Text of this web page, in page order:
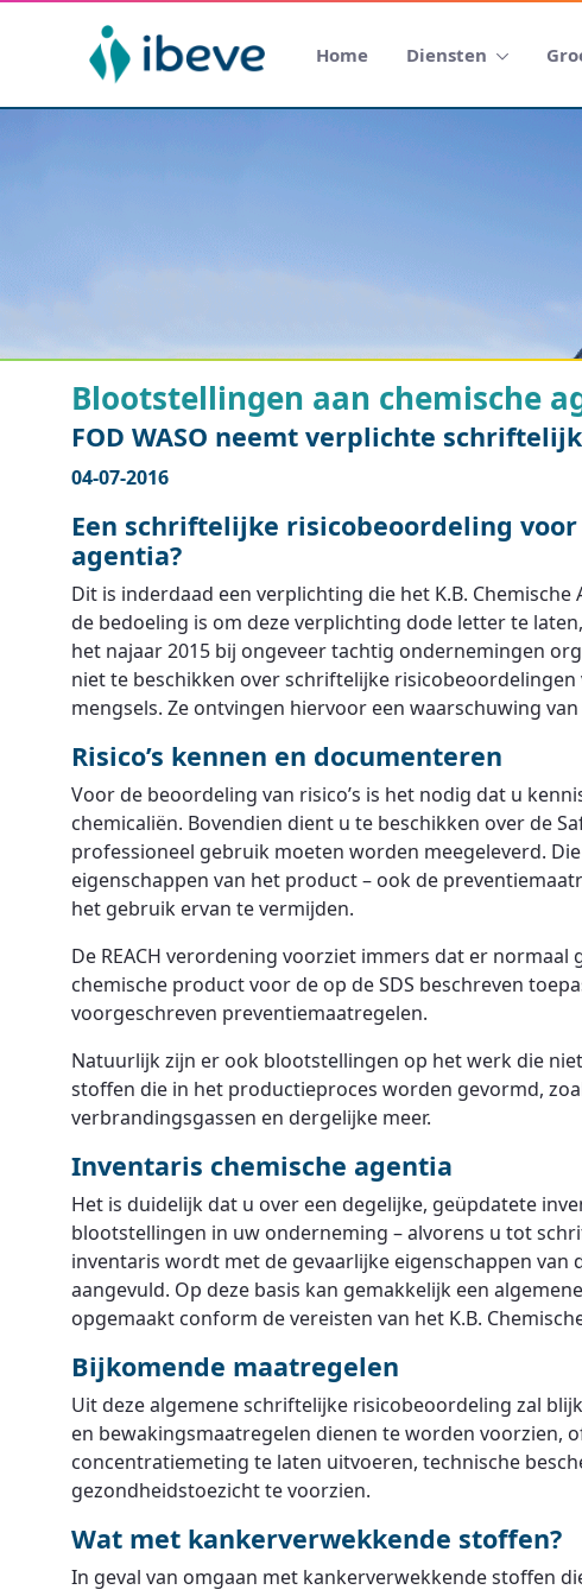
Home Diensten
Blootstellingen aan chemische
FOD WASO neemt verplichte
04-07-2016
Een schriftelijke risicobeoordeling
agentia?
Dit is inderdaad een verplichting die het K.B.
de bedoeling is om deze verplichting dode letter te
het najaar 2015 bij ongeveer tachtig ondernemingen
niet te beschikken over schriftelijke
mengsels. Ze ontvingen hiervoor een waarschuwing
Risico’s kennen en documenteren
Voor de beoordeling van risico’s is het nodig dat u
chemicaliën. Bovendien dient u te beschikken over de
professioneel gebruik moeten worden meegeleverd.
eigenschappen van het product – ook de
het gebruik ervan te vermijden.
De REACH verordening voorziet immers dat er
chemische product voor de op de SDS beschreven
voorgeschreven preventiemaatregelen.
Natuurlijk zijn er ook blootstellingen op het werk die
stoffen die in het productieproces worden gevormd,
verbrandingsgassen en dergelijke meer.
Inventaris chemische agentia
Het is duidelijk dat u over een degelijke, geüpdatete
blootstellingen in uw onderneming – alvorens u tot
inventaris wordt met de gevaarlijke eigenschappen van
aangevuld. Op deze basis kan gemakkelijk een
opgemaakt conform de vereisten van het K.B.
Bijkomende maatregelen
Uit deze algemene schriftelijke risicobeoordeling zal
en bewakingsmaatregelen dienen te worden voorzien,
concentratiemeting te laten uitvoeren, technische
gezondheidstoezicht te voorzien.
Wat met kankerverwekkende stoffen?
In geval van omgaan met kankerverwekkende stoffen